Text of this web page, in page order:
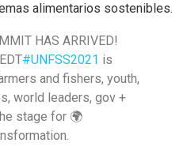
alimentarios sostenibles.
HAS ARRIVED!
#UNFSS2021 is
and fishers, youth,
world leaders, gov +
stage for 🌍